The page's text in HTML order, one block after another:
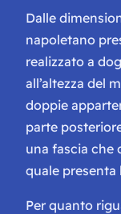
Dalle
napoletano
realizzato a
all’altezza del
doppie
parte
una fascia che
quale presenta
Per quanto